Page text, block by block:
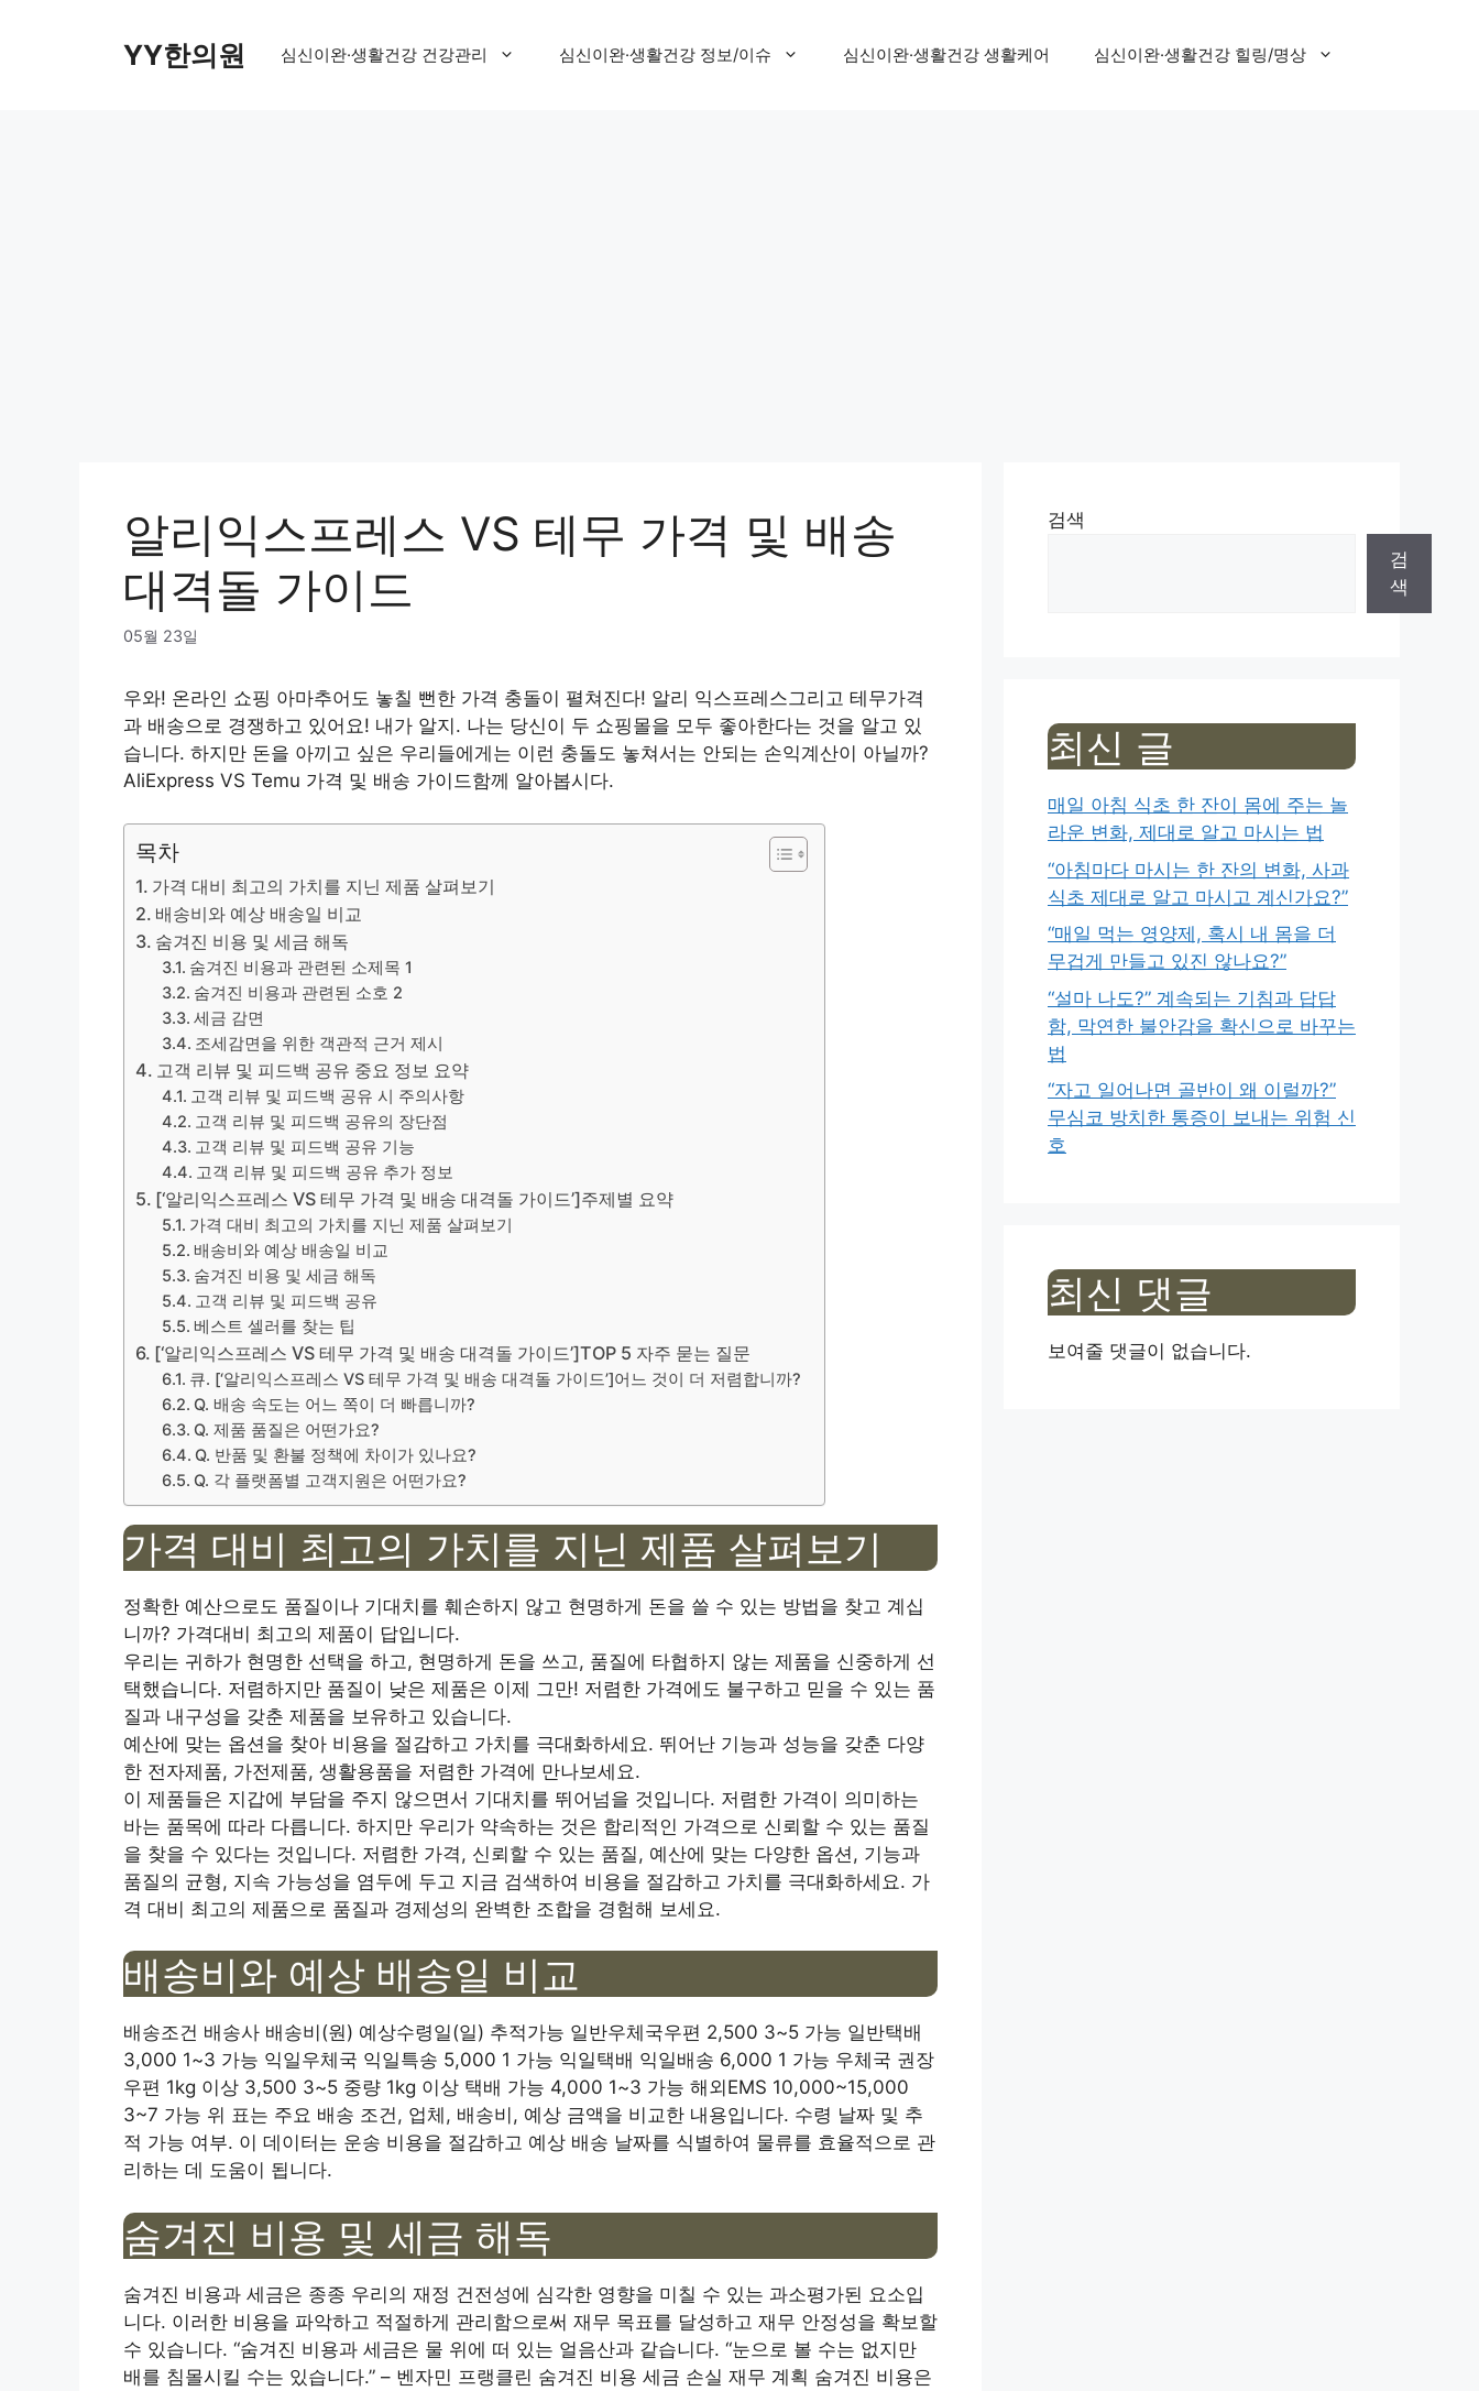
YY한의원 심신이완·생활건강 건강관리 심신이완·생활건강 정보/이슈 심신이완·생활건강 생활케어 심신이완·생활건강 힐링/명상
알리익스프레스 VS 테무 가격 및 배송
대격돌 가이드
05월 23일
우와! 온라인 쇼핑 아마추어도 놓칠 뻔한 가격 충돌이 펼쳐진다! 알리 익스프레스그리고 테무가격
과 배송으로 경쟁하고 있어요! 내가 알지. 나는 당신이 두 쇼핑몰을 모두 좋아한다는 것을 알고 있
습니다. 하지만 돈을 아끼고 싶은 우리들에게는 이런 충돌도 놓쳐서는 안되는 손익계산이 아닐까?
AliExpress VS Temu 가격 및 배송 가이드함께 알아봅시다.
목차
가격 대비 최고의 가치를 지닌 제품 살펴보기
배송비와 예상 배송일 비교
숨겨진 비용 및 세금 해독
숨겨진 비용과 관련된 소제목 1
숨겨진 비용과 관련된 소호 2
세금 감면
조세감면을 위한 객관적 근거 제시
고객 리뷰 및 피드백 공유 중요 정보 요약
고객 리뷰 및 피드백 공유 시 주의사항
고객 리뷰 및 피드백 공유의 장단점
고객 리뷰 및 피드백 공유 기능
고객 리뷰 및 피드백 공유 추가 정보
[‘알리익스프레스 VS 테무 가격 및 배송 대격돌 가이드’]주제별 요약
가격 대비 최고의 가치를 지닌 제품 살펴보기
배송비와 예상 배송일 비교
숨겨진 비용 및 세금 해독
고객 리뷰 및 피드백 공유
베스트 셀러를 찾는 팁
[‘알리익스프레스 VS 테무 가격 및 배송 대격돌 가이드’]TOP 5 자주 묻는 질문
큐. [‘알리익스프레스 VS 테무 가격 및 배송 대격돌 가이드’]어느 것이 더 저렴합니까?
Q. 배송 속도는 어느 쪽이 더 빠릅니까?
Q. 제품 품질은 어떤가요?
Q. 반품 및 환불 정책에 차이가 있나요?
Q. 각 플랫폼별 고객지원은 어떤가요?
가격 대비 최고의 가치를 지닌 제품 살펴보기
정확한 예산으로도 품질이나 기대치를 훼손하지 않고 현명하게 돈을 쓸 수 있는 방법을 찾고 계십
니까? 가격대비 최고의 제품이 답입니다.
우리는 귀하가 현명한 선택을 하고, 현명하게 돈을 쓰고, 품질에 타협하지 않는 제품을 신중하게 선
택했습니다. 저렴하지만 품질이 낮은 제품은 이제 그만! 저렴한 가격에도 불구하고 믿을 수 있는 품
질과 내구성을 갖춘 제품을 보유하고 있습니다.
예산에 맞는 옵션을 찾아 비용을 절감하고 가치를 극대화하세요. 뛰어난 기능과 ​​성능을 갖춘 다양
한 전자제품, 가전제품, 생활용품을 저렴한 가격에 만나보세요.
이 제품들은 지갑에 부담을 주지 않으면서 기대치를 뛰어넘을 것입니다. 저렴한 가격이 의미하는
바는 품목에 따라 다릅니다. 하지만 우리가 약속하는 것은 합리적인 가격으로 신뢰할 수 있는 품질
을 찾을 수 있다는 것입니다. 저렴한 가격, 신뢰할 수 있는 품질, 예산에 맞는 다양한 옵션, 기능과
품질의 균형, 지속 가능성을 염두에 두고 지금 검색하여 비용을 절감하고 가치를 극대화하세요. 가
격 대비 최고의 제품으로 품질과 경제성의 완벽한 조합을 경험해 보세요.
배송비와 예상 배송일 비교
배송조건 배송사 배송비(원) 예상수령일(일) 추적가능 일반우체국우편 2,500 3~5 가능 일반택배
3,000 1~3 가능 익일우체국 익일특송 5,000 1 가능 익일택배 익일배송 6,000 1 가능 우체국 권장
우편 1kg 이상 3,500 3~5 중량 1kg 이상 택배 가능 4,000 1~3 가능 해외EMS 10,000~15,000
3~7 가능 위 표는 주요 배송 조건, 업체, 배송비, 예상 금액을 비교한 내용입니다. 수령 날짜 및 추
적 가능 여부. 이 데이터는 운송 비용을 절감하고 예상 배송 날짜를 식별하여 물류를 효율적으로 관
리하는 데 도움이 됩니다.
숨겨진 비용 및 세금 해독
숨겨진 비용과 세금은 종종 우리의 재정 건전성에 심각한 영향을 미칠 수 있는 과소평가된 요소입
니다. 이러한 비용을 파악하고 적절하게 관리함으로써 재무 목표를 달성하고 재무 안정성을 확보할
수 있습니다. “숨겨진 비용과 세금은 물 위에 떠 있는 얼음산과 같습니다. “눈으로 볼 수는 없지만
배를 침몰시킬 수는 있습니다.” – 벤자민 프랭클린 숨겨진 비용 세금 손실 재무 계획 숨겨진 비용은
검색
검
색
최신 글
매일 아침 식초 한 잔이 몸에 주는 놀
라운 변화, 제대로 알고 마시는 법
“아침마다 마시는 한 잔의 변화, 사과
식초 제대로 알고 마시고 계신가요?”
“매일 먹는 영양제, 혹시 내 몸을 더
무겁게 만들고 있진 않나요?”
“설마 나도?” 계속되는 기침과 답답
함, 막연한 불안감을 확신으로 바꾸는
법
“자고 일어나면 골반이 왜 이럴까?”
무심코 방치한 통증이 보내는 위험 신
호
최신 댓글
보여줄 댓글이 없습니다.